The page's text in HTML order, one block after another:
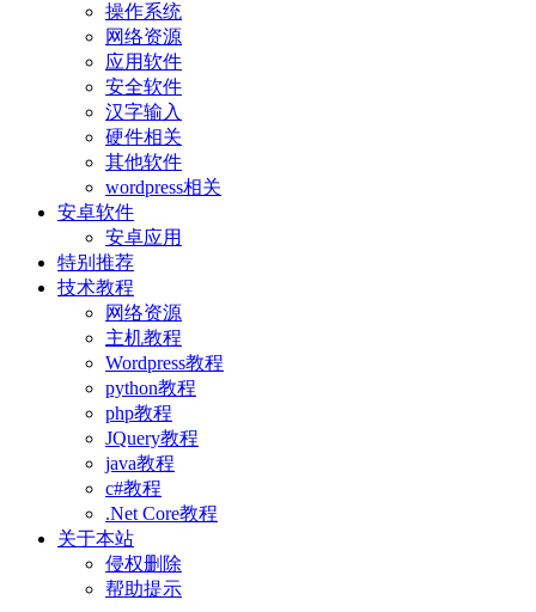
操作系统
网络资源
应用软件
安全软件
汉字输入
硬件相关
其他软件
wordpress相关
安卓软件
安卓应用
特别推荐
技术教程
网络资源
主机教程
Wordpress教程
python教程
php教程
JQuery教程
java教程
c#教程
.Net Core教程
关于本站
侵权删除
帮助提示